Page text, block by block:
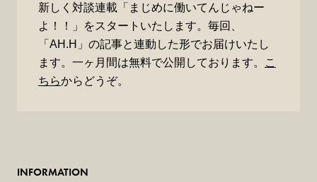
新しく対談連載「まじめに働いてんじゃねー
よ！！」をスタートいたします。毎回、
「AH.H」の記事と連動した形でお届けいたし
ます。一ヶ月間は無料で公開しております。
こ
ちらからどうぞ。
INFORMATION